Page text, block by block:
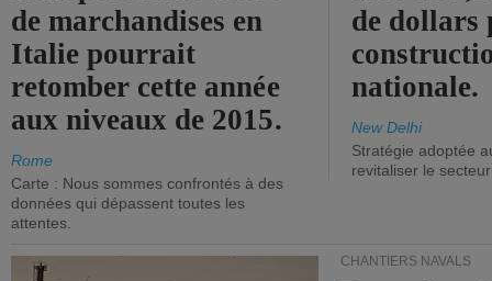
de marchandises en
Italie pourrait
retomber cette année
aux niveaux de 2015.
Rome
Carte : Nous sommes confrontés à des
données qui dépassent toutes les
attentes.
de dollars
nationale.
New Delhi
Stratégie adoptée
revitaliser le secteur
CHANTIERS NAVALS